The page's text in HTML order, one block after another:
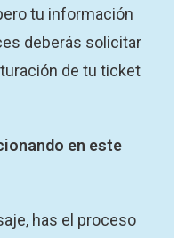
tu información
deberás solicitar
de tu ticket
en este
has el proceso